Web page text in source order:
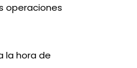
operaciones
la hora de